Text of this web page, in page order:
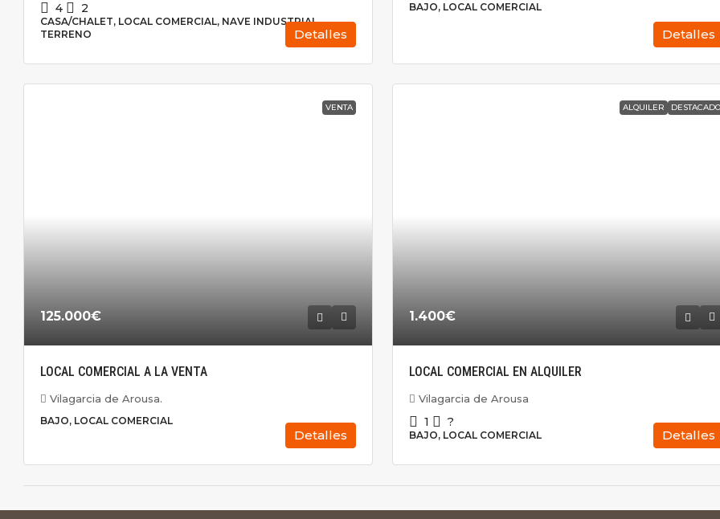
4 2
CASA/CHALET, LOCAL COMERCIAL, NAVE INDUSTRIAL,
TERRENO
Detalles
BAJO, LOCAL COMERCIAL
Detalles
VENTA
125.000€
LOCAL COMERCIAL A LA VENTA
Vilagarcia de Arousa.
BAJO, LOCAL COMERCIAL
Detalles
ALQUILER DESTACADO
1.400€
LOCAL COMERCIAL EN ALQUILER
Vilagarcia de Arousa
1 ?
BAJO, LOCAL COMERCIAL Detalles